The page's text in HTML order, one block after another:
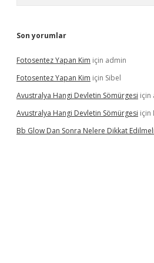
Son yorumlar
Fotosentez Yapan Kim için admin
Fotosentez Yapan Kim için Sibel
Avustralya Hangi Devletin Sömürgesi için
Avustralya Hangi Devletin Sömürgesi için
Bb Glow Dan Sonra Nelere Dikkat Edilmeli